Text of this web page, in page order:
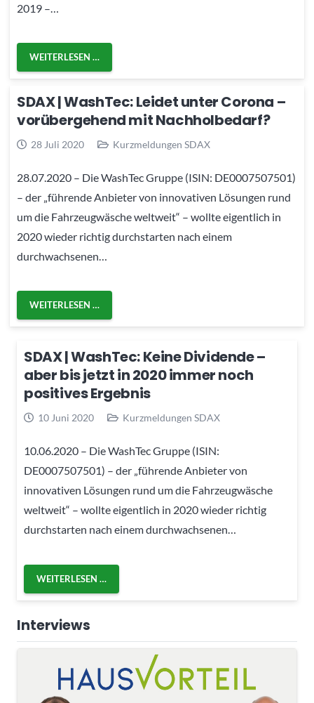
2019 –…
WEITERLESEN …
SDAX | WashTec: Leidet unter Corona –
vorübergehend mit Nachholbedarf?
28 Juli 2020 Kurzmeldungen SDAX
28.07.2020 – Die WashTec Gruppe (ISIN: DE0007507501)
– der „führende Anbieter von innovativen Lösungen rund
um die Fahrzeugwäsche weltweit“ – wollte eigentlich in
2020 wieder richtig durchstarten nach einem
durchwachsenen…
WEITERLESEN …
SDAX | WashTec: Keine Dividende –
aber bis jetzt in 2020 immer noch
positives Ergebnis
10 Juni 2020 Kurzmeldungen SDAX
10.06.2020 – Die WashTec Gruppe (ISIN:
DE0007507501) – der „führende Anbieter von
innovativen Lösungen rund um die Fahrzeugwäsche
weltweit“ – wollte eigentlich in 2020 wieder richtig
durchstarten nach einem durchwachsenen…
WEITERLESEN …
Interviews